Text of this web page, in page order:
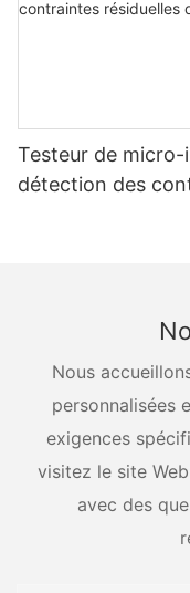
Testeur de
détection des
Nous
personnalisées
exigences
visitez le site
avec des